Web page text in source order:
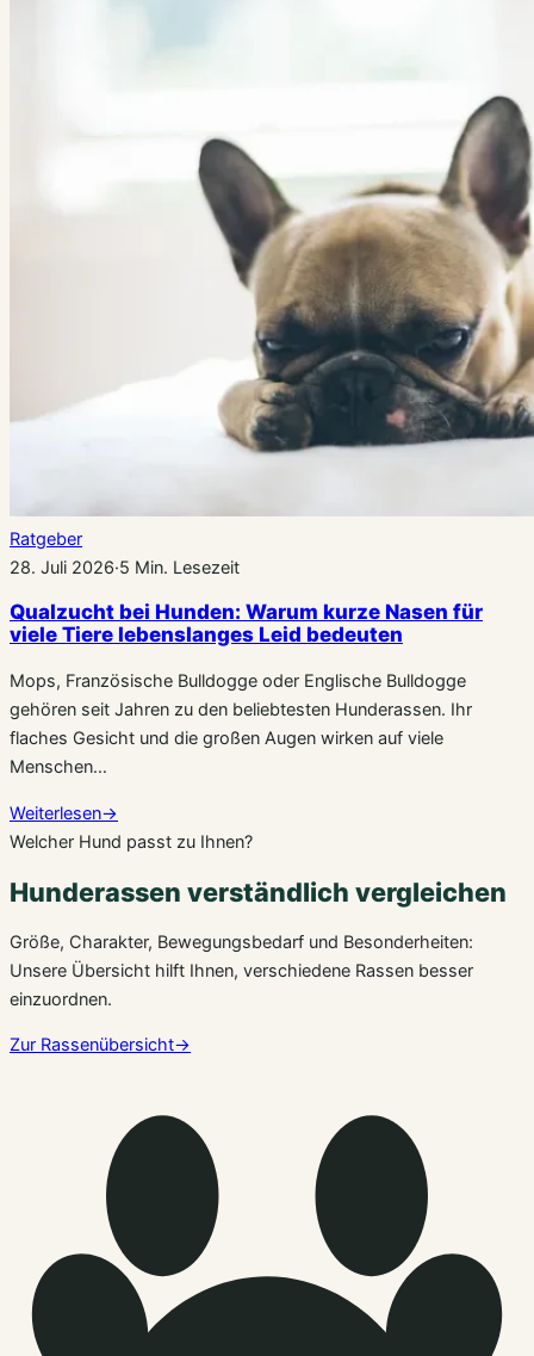
Ratgeber
28. Juli 2026·5 Min. Lesezeit
Qualzucht bei Hunden: Warum kurze Nasen für
viele Tiere lebenslanges Leid bedeuten
Mops, Französische Bulldogge oder Englische Bulldogge
gehören seit Jahren zu den beliebtesten Hunderassen. Ihr
flaches Gesicht und die großen Augen wirken auf viele
Menschen…
Weiterlesen→
Welcher Hund passt zu Ihnen?
Hunderassen verständlich vergleichen
Größe, Charakter, Bewegungsbedarf und Besonderheiten:
Unsere Übersicht hilft Ihnen, verschiedene Rassen besser
einzuordnen.
Zur Rassenübersicht→